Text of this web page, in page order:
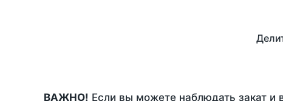
ВАЖНО! Если вы можете наблюдать закат и